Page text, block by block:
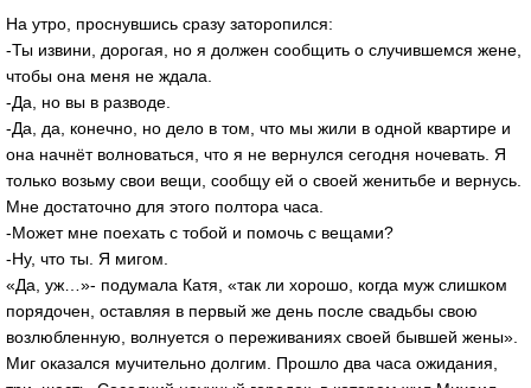
На утро, проснувшись сразу заторопился:
-Ты извини, дорогая, но я должен сообщить о случившемся жене,
чтобы она меня не ждала.
-Да, но вы в разводе.
-Да, да, конечно, но дело в том, что мы жили в одной квартире и
она начнёт волноваться, что я не вернулся сегодня ночевать. Я
только возьму свои вещи, сообщу ей о своей женитьбе и вернусь.
Мне достаточно для этого полтора часа.
-Может мне поехать с тобой и помочь с вещами?
-Ну, что ты. Я мигом.
«Да, уж…»- подумала Катя, «так ли хорошо, когда муж слишком
порядочен, оставляя в первый же день после свадьбы свою
возлюбленную, волнуется о переживаниях своей бывшей жены».
Миг оказался мучительно долгим. Прошло два часа ожидания,